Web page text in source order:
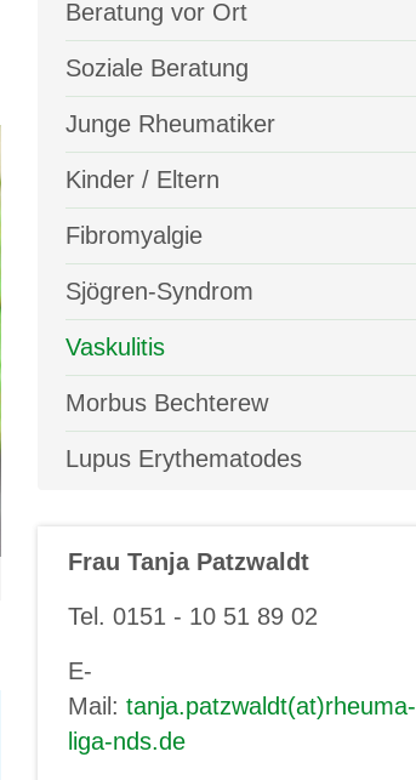
Beratung vor Ort
Soziale Beratung
Junge Rheumatiker
Kinder / Eltern
Fibromyalgie
Sjögren-Syndrom
Vaskulitis
Morbus Bechterew
Lupus Erythematodes
Frau Tanja Patzwaldt
Tel. 0151 - 10 51 89 02
E-
Mail: tanja.patzwaldt(at)rheuma-
liga-nds.de